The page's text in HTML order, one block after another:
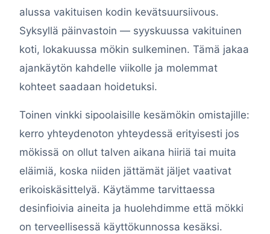
alussa vakituisen kodin kevätsuursiivous.
Syksyllä päinvastoin — syyskuussa vakituinen
koti, lokakuussa mökin sulkeminen. Tämä jakaa
ajankäytön kahdelle viikolle ja molemmat
kohteet saadaan hoidetuksi.
Toinen vinkki sipoolaisille kesämökin omistajille:
kerro yhteydenoton yhteydessä erityisesti jos
mökissä on ollut talven aikana hiiriä tai muita
eläimiä, koska niiden jättämät jäljet vaativat
erikoiskäsittelyä. Käytämme tarvittaessa
desinfioivia aineita ja huolehdimme että mökki
on terveellisessä käyttökunnossa kesäksi.